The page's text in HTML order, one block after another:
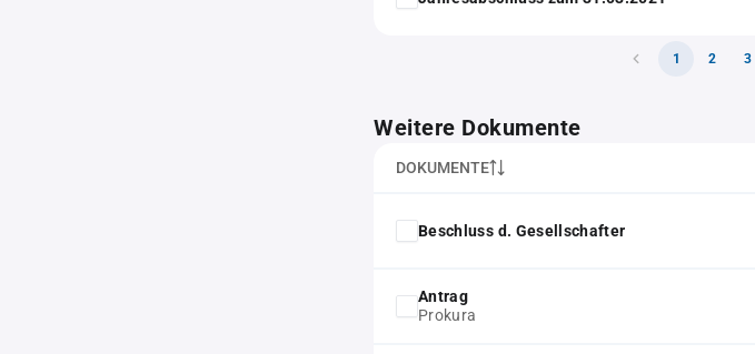
1 2 3
Weitere Dokumente
DOKUMENTE
Beschluss d. Gesellschafter
Antrag
Prokura